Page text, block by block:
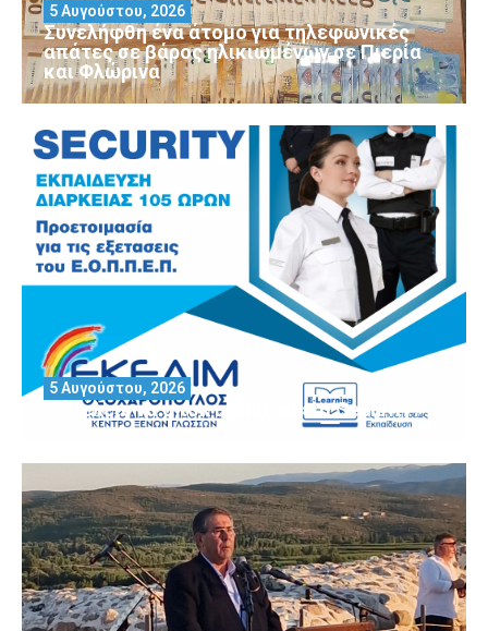
Συνελήφθη ένα άτομο για τηλεφωνικές
απάτες σε βάρος ηλικιωμένων σε Πιερία
και Φλώρινα
5 Αυγούστου, 2026
Θέλεις να αποκτήσεις άδεια Security?
5 Αυγούστου, 2026